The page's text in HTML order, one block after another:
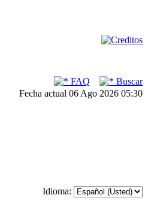
FAQ
Buscar
Fecha actual 06 Ago 2026 05:30
Idioma: